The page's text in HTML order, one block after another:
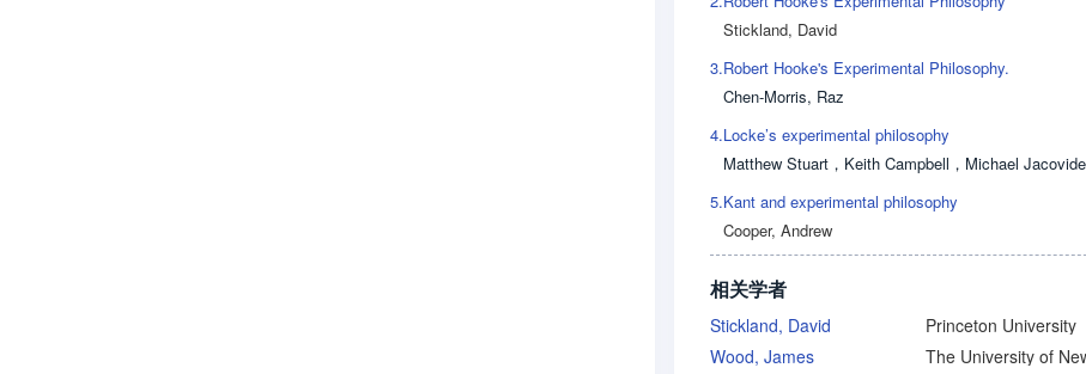
Stickland, David
3.Robert Hooke's Experimental Philosophy.
Chen-Morris, Raz
4.Locke’s experimental philosophy
Matthew Stuart ， Keith Campbell ， Michael
5.Kant and experimental philosophy
Cooper, Andrew
相关学者
Stickland, David
Princeton University
Wood, James